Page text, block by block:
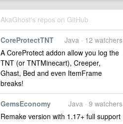
AkaGhost's repos on GitHub
Java · 12 watchers
CoreProtectTNT
A CoreProtect addon allow you log the
TNT (or TNTMinecart), Creeper,
Ghast, Bed and even ItemFrame
breaks!
Java · 9 watchers
GemsEconomy
Remake version with 1.17+ full support